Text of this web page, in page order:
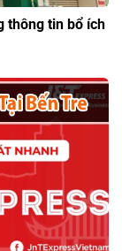
thông tin bổ ích